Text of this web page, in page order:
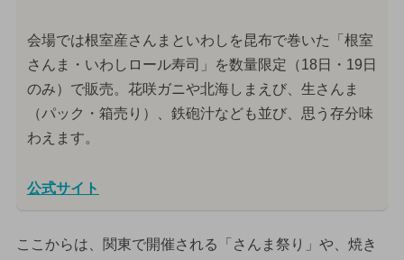
会場では根室産さんまといわしを昆布で巻いた「根室
さんま・いわしロール寿司」を数量限定（18日・19日
のみ）で販売。花咲ガニや北海しまえび、生さんま
（パック・箱売り）、鉄砲汁なども並び、思う存分味
わえます。
公式サイト
ここからは、関東で開催される「さんま祭り」や、焼き